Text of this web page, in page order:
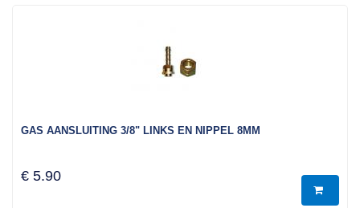
GAS AANSLUITING 3/8" LINKS EN NIPPEL 8MM
€ 5.90